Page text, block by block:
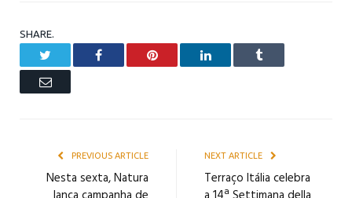
SHARE.
Facebook Pinterest LinkedIn Tumblr
Email
PREVIOUS ARTICLE
Nesta sexta, Natura
NEXT ARTICLE
Terraço Itália celebra